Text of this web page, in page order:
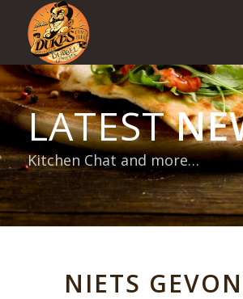
LATEST
Kitchen Chat and more…
NIETS